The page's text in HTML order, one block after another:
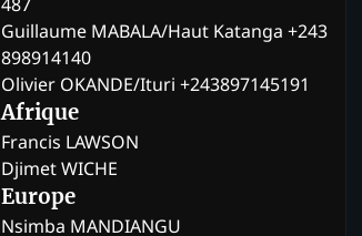
Guillaume MABALA/Haut Katanga +243
898914140
Olivier OKANDE/Ituri +243897145191
Afrique
Francis LAWSON
Djimet WICHE
Europe
Nsimba MANDIANGU